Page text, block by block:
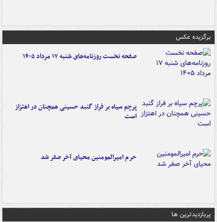
برگزیده عکس
صفحه نخست روزنامه‌های شنبه ۱۷ مرداد ۱۴۰۵
پرچم سیاه بر فراز گنبد حسینی همچنان در اهتزاز
است
حرم امیرالمومنین محیای آخر صفر شد
پربازدیدترین ها